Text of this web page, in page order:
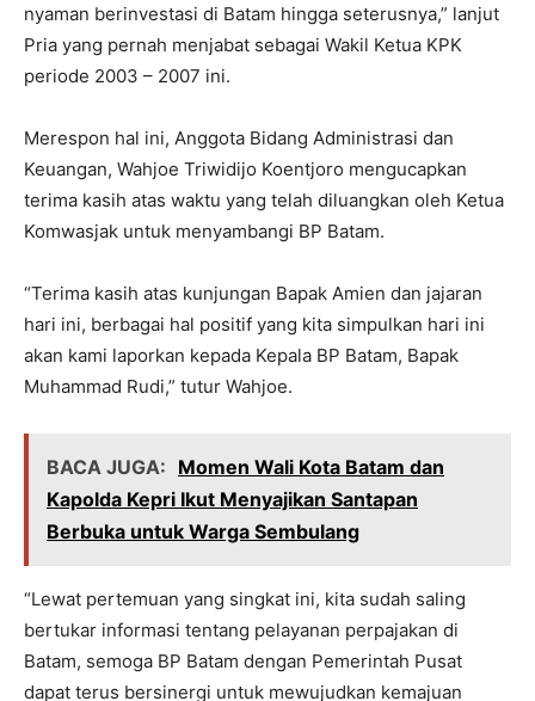
nyaman berinvestasi di Batam hingga seterusnya,” lanjut
Pria yang pernah menjabat sebagai Wakil Ketua KPK
periode 2003 – 2007 ini.
Merespon hal ini, Anggota Bidang Administrasi dan
Keuangan, Wahjoe Triwidijo Koentjoro mengucapkan
terima kasih atas waktu yang telah diluangkan oleh Ketua
Komwasjak untuk menyambangi BP Batam.
“Terima kasih atas kunjungan Bapak Amien dan jajaran
hari ini, berbagai hal positif yang kita simpulkan hari ini
akan kami laporkan kepada Kepala BP Batam, Bapak
Muhammad Rudi,” tutur Wahjoe.
BACA JUGA: Momen Wali Kota Batam dan
Kapolda Kepri Ikut Menyajikan Santapan
Berbuka untuk Warga Sembulang
“Lewat pertemuan yang singkat ini, kita sudah saling
bertukar informasi tentang pelayanan perpajakan di
Batam, semoga BP Batam dengan Pemerintah Pusat
dapat terus bersinergi untuk mewujudkan kemajuan